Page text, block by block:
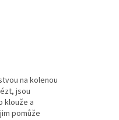
na kolenou
jsou
klouže a
pomůže